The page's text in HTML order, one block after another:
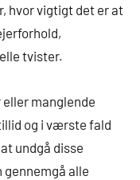
hvor vigtigt det er at
tvister.
manglende
og i værste fald
undgå disse
alle